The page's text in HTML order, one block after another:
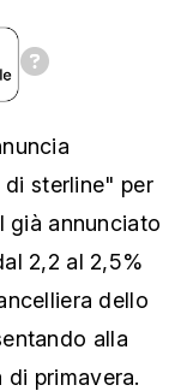
sterline" per
già annunciato
2,2 al 2,5%
dello
alla
di primavera.